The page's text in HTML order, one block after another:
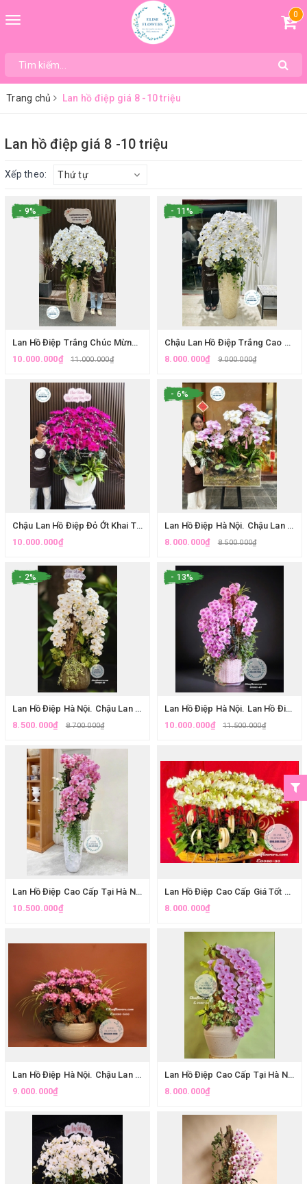
Toggle
0
Trang chủ Lan hồ điệp giá 8 -10 triệu
Lan hồ điệp giá 8 -10 triệu
Xếp theo: Thứ tự
- 9%
Lan Hồ Điệp Trắng Chúc Mừng, Khai Trương, Đại Hội,...Giao Hoả Tốc Tại Hà Nội.
10.000.000₫
11.000.000₫
- 11%
Chậu Lan Hồ Điệp Trắng Cao Cấp Trang Trí Sảnh Tại Cầu Giấy.
8.000.000₫
9.000.000₫
Chậu Lan Hồ Điệp Đỏ Ớt Khai Trương Cao Cấp Hà Nội - Eliseflowers Ba Đình
10.000.000₫
- 6%
Lan Hồ Điệp Hà Nội. Chậu Lan Hồ Điệp Lũa Tiểu Cảnh Hiện Đại - Tuyệt Tác Trang Trí Tết Tại Hà Nội| Eliseflowers.
8.000.000₫
8.500.000₫
- 2%
Lan Hồ Điệp Hà Nội. Chậu Lan Hồ Điệp Trắng Ghép Lũa Độc Đáo- Quà Tặng Sinh Nhật Độc Đáo Và Sang Trọng| Eliseflowers
8.500.000₫
8.700.000₫
- 13%
Lan Hồ Điệp Hà Nội. Lan Hồ Điệp Ghép Lũa- Món Quà Độc Đáo, Sang Trọng Và Ý Nghĩa
10.000.000₫
11.500.000₫
Lan Hồ Điệp Cao Cấp Tại Hà Nội. Chậu Lan Hồ Điệp Màu Sắc Độc Đáo Mừng Tiệc Tất Niên| Điện Hoa Lan Hồ Điệp Hà Nội- Eliseflowers
10.500.000₫
Lan Hồ Điệp Cao Cấp Giá Tốt Tại Hà Nội. Thuyền Hoa Lan Hồ Điệp Chúc Mừng Độc Đáo
8.000.000₫
Lan Hồ Điệp Hà Nội. Chậu Lan Hồ Điệp Tím Hồng Ghép Lũa Cao Cấp Trưng Tết
9.000.000₫
Lan Hồ Điệp Cao Cấp Tại Hà Nội. Lan Hồ Điệp Tím Ghép Lũa Tặng Sinh Nhật Mẹ | Quà Cao Cấp Độc Đáo | Eliseflowers
8.000.000₫